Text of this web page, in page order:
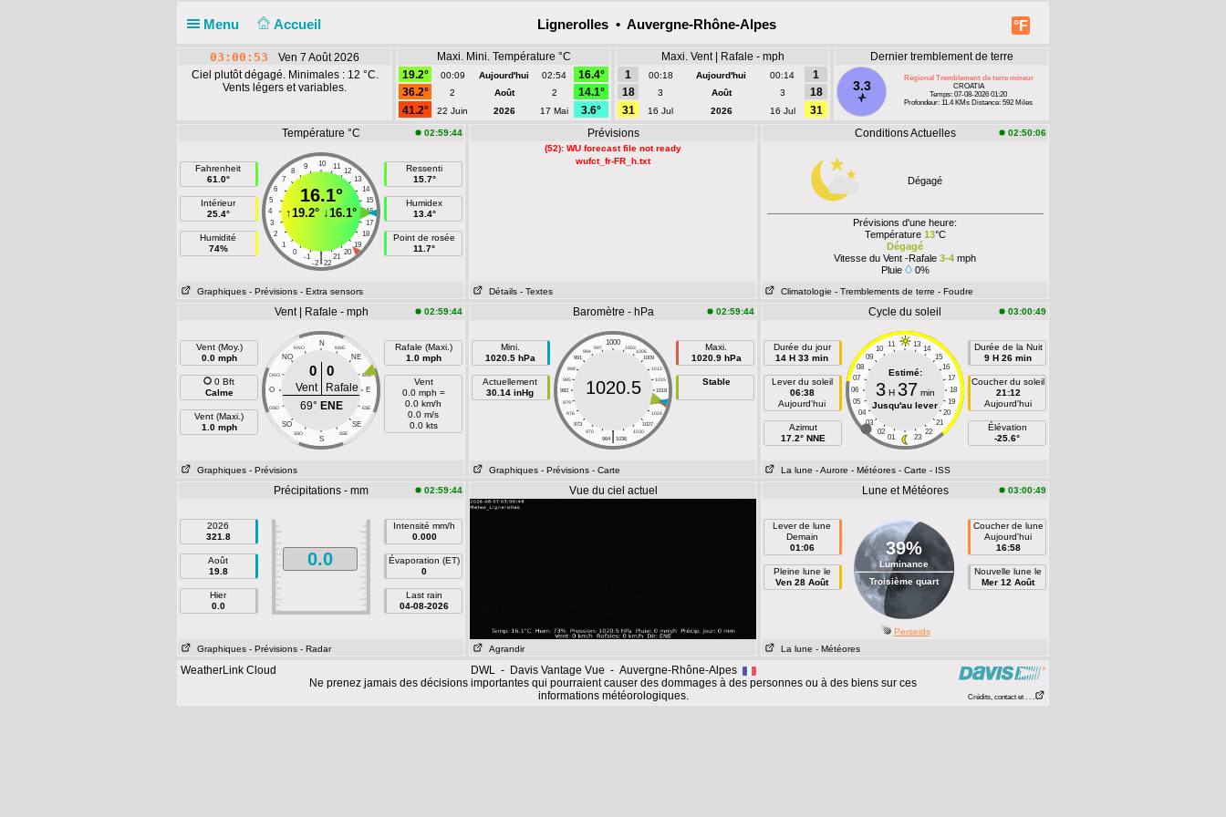
Menu Accueil °F
Lignerolles • Auvergne-Rhône-Alpes
03:00:54
Ven 7 Août 2026
Ciel plutôt dégagé. Minimales : 12 °C.
Vents légers et variables.
Maxi. Mini. Température °C
19.2°
00:09 Aujourd'hui 02:54
16.4°
36.2°
2 Août 2
14.1°
41.2°
22 Juin 2026 17 Mai 3.6°
Maxi. Vent | Rafale - mph
1
00:18 Aujourd'hui 00:14
1
18
3 Août 3
18
31
16 Jul 2026 16 Jul 31
Dernier tremblement de terre
3.3
Régional Tremblement de terre mineur
CROATIA
Temps: 07-08-2026 01:20
Profondeur: 11.4 KMs Distance: 592 Miles
Température °C 02:59:44
Fahrenheit
61.0°
Intérieur
25.4°
Humidité
74%
10
9 11
8
12
7
13
6
14
5
15
4
16
3
17
2
18
1
19
0
20
-1 21
|
-2 22
16.1°
↑19.2° ↓16.1°
Ressenti
15.7°
Humidex
13.4°
Point de rosée
11.7°
Graphiques - Prévisions - Extra sensors
Prévisions
(52): WU forecast file not ready
wufct_fr-FR_h.txt
Détails - Textes
Conditions Actuelles 02:50:06
Dégagé
Prévisions d'une heure:
Température 13°C
Dégagé
Vitesse du Vent -Rafale 3-4 mph
Pluie
0%
Climatologie - Tremblements de terre - Foudre
Vent | Rafale - mph 02:59:44
Vent (Moy.)
0.0 mph
0 Bft
Calme
Vent (Maxi.)
1.0 mph
N
NNO NNE
NO NE
ONO ENE
O E
OSO ESE
SO SE
SSO SSE
S
0 0
Vent
Rafale
69° ENE
Rafale (Maxi.)
1.0 mph
Vent
0.0 mph =
0.0 km/h
0.0 m/s
0.0 kts
Graphiques - Prévisions
Baromètre - hPa 02:59:44
Mini.
1020.5 hPa
Actuellement
30.14 inHg
1000
997 1003
994
1006
991
1009
988
1012
985
1015
982
1018
979
1021
976
1024
973
1027
970
1030
|
964 1036
1020.5
Maxi.
1020.9 hPa
Stable
Graphiques - Prévisions - Carte
Cycle du soleil 03:00:49
Durée du jour
14 H 33 min
Lever du soleil
06:38
Aujourd'hui
Azimut
17.2° NNE
11 13
10
14
09
15
08
16
07
17
06
18
05
19
04
20
03
21
02
22
01 23
Estimé:
3H 37 min
Jusqu'au lever
Durée de la Nuit
9 H 26 min
Coucher du soleil
21:12
Aujourd'hui
Élévation
-25.6°
La lune - Aurore - Météores - Carte - ISS
Précipitations - mm 02:59:44
2026
321.8
Août
19.8
Hier
0.0
0.0
Intensité mm/h
0.000
Évaporation (ET)
0
Last rain
04-08-2026
Graphiques - Prévisions - Radar
Vue du ciel actuel
Agrandir
Lune et Météores 03:00:49
Lever de lune
Demain
01:06
Pleine lune le
Ven 28 Août
39%
Luminance
Troisième quart
Coucher de lune
Aujourd'hui
16:58
Nouvelle lune le
Mer 12 Août
Perseids
La lune - Météores
WeatherLink Cloud
DWL - Davis Vantage Vue - Auvergne-Rhône-Alpes
Ne prenez jamais des décisions importantes qui pourraient causer des dommages à des personnes ou à des biens sur ces
informations météorologiques.
Crédits, contact et . . .